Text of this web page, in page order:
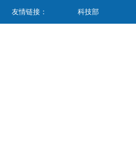
友情链接： 科技部